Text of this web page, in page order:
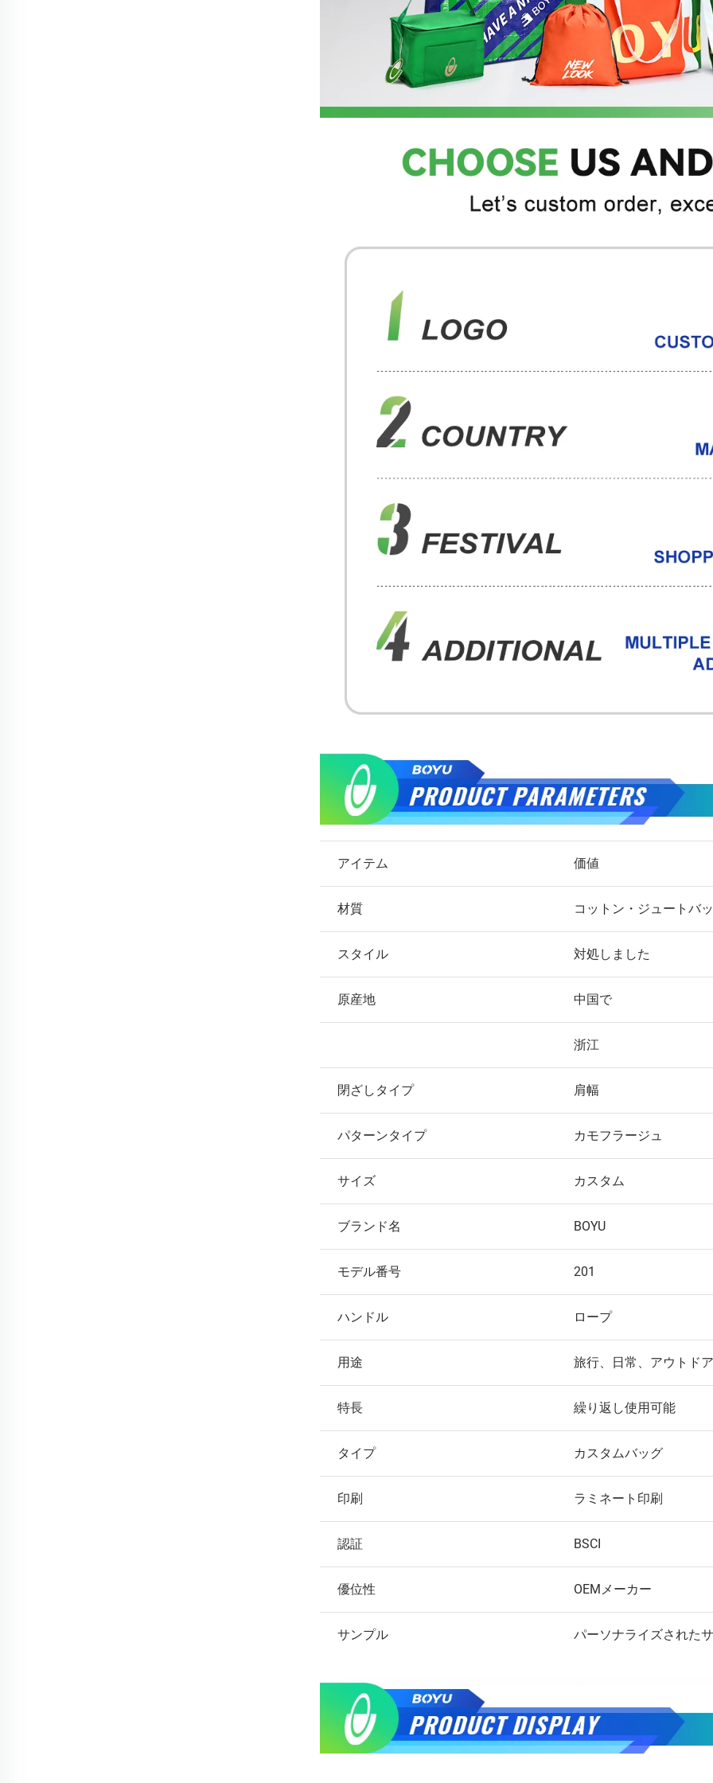
アイテム 価値
材質 コットン・ジュートバ
スタイル 対処しました
原産地 中国で
浙江
閉ざしタイプ 肩幅
パターンタイプ カモフラージュ
サイズ カスタム
ブランド名 BOYU
モデル番号 201
ハンドル ロープ
用途 旅行、日常、アウトド
特長 繰り返し使用可能
タイプ カスタムバッグ
印刷 ラミネート印刷
認証 BSCI
優位性 OEMメーカー
サンプル パーソナライズされた